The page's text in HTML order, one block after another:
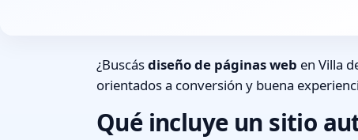
¿Buscásdiseño de páginas web en Villa
orientados a conversión y buena
Qué incluye un sitio